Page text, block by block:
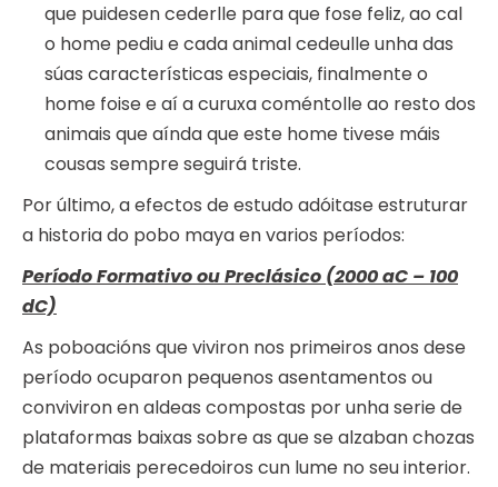
que puidesen cederlle para que fose feliz, ao cal
o home pediu e cada animal cedeulle unha das
súas características especiais, finalmente o
home foise e aí a curuxa coméntolle ao resto dos
animais que aínda que este home tivese máis
cousas sempre seguirá triste.
Por último, a efectos de estudo adóitase estruturar
a historia do pobo maya en varios períodos:
Período Formativo ou Preclásico (2000 aC – 100
dC)
As poboacións que viviron nos primeiros anos dese
período ocuparon pequenos asentamentos ou
conviviron en aldeas compostas por unha serie de
plataformas baixas sobre as que se alzaban chozas
de materiais perecedoiros cun lume no seu interior.